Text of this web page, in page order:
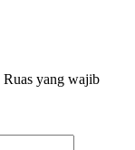
Ruas yang wajib